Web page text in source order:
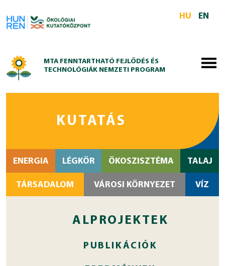
HU
EN
MTA FENNTARTHATÓ FEJLŐDÉS ÉS
TECHNOLÓGIÁK NEMZETI PROGRAM
KUTATÁS
ENERGIA LÉGKÖR ÖKOSZISZTÉMA TALAJ
TÁRSADALOM VÁROSI KÖRNYEZET VÍZ
ALPROJEKTEK
PUBLIKÁCIÓK